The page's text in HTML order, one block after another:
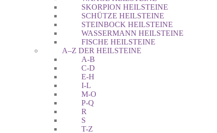
SKORPION HEILSTEINE
SCHÜTZE HEILSTEINE
STEINBOCK HEILSTEINE
WASSERMANN HEILSTEINE
FISCHE HEILSTEINE
A–Z DER HEILSTEINE
A-B
C-D
E-H
I-L
M-O
P-Q
R
S
T-Z